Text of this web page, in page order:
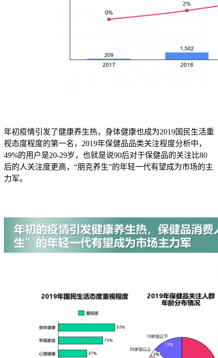
年初疫情引发了健康养生热，身体健康也成为2019国民生活重
视态度程度的第一名，2019年保健品品类关注程度分析中，
49%的用户是20-29岁，也就是说90后对于保健品的关注比80
后的人关注度更高，“朋克养生”的年轻一代有望成为市场的主
力军。